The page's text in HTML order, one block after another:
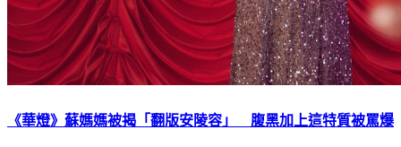
《華燈》蘇媽媽被揭「翻版安陵容」 腹黑加上這特質被罵爆